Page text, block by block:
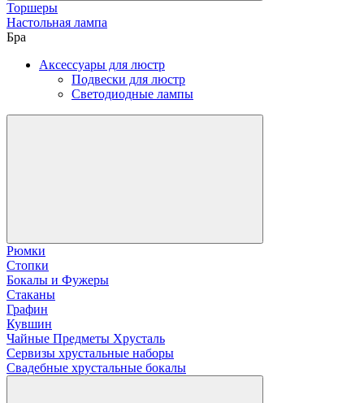
Торшеры
Настольная лампа
Бра
Аксессуары для люстр
Подвески для люстр
Светодиодные лампы
Рюмки
Стопки
Бокалы и Фужеры
Стаканы
Графин
Кувшин
Чайные Предметы Хрусталь
Сервизы хрустальные наборы
Свадебные хрустальные бокалы